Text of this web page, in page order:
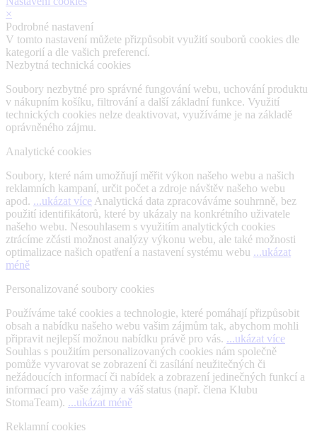
×
Podrobné nastavení
V tomto nastavení můžete přizpůsobit využití souborů cookies dle
kategorií a dle vašich preferencí.
Nezbytná technická cookies
Soubory nezbytné pro správné fungování webu, uchování produktu
v nákupním košíku, filtrování a další základní funkce. Využití
technických cookies nelze deaktivovat, využíváme je na základě
oprávněného zájmu.
Analytické cookies
Soubory, které nám umožňují měřit výkon našeho webu a našich
reklamních kampaní, určit počet a zdroje návštěv našeho webu
apod. ...ukázat více Analytická data zpracováváme souhrnně, bez
použití identifikátorů, které by ukázaly na konkrétního uživatele
našeho webu. Nesouhlasem s využitím analytických cookies
ztrácíme zčásti možnost analýzy výkonu webu, ale také možnosti
optimalizace našich opatření a nastavení systému webu ...ukázat
méně
Personalizované soubory cookies
Používáme také cookies a technologie, které pomáhají přizpůsobit
obsah a nabídku našeho webu vašim zájmům tak, abychom mohli
připravit nejlepší možnou nabídku právě pro vás. ...ukázat více
Souhlas s použitím personalizovaných cookies nám společně
pomůže vyvarovat se zobrazení či zasílání neužitečných či
nežádoucích informací či nabídek a zobrazení jedinečných funkcí a
informací pro vaše zájmy a váš status (např. člena Klubu
StomaTeam). ...ukázat méně
Reklamní cookies